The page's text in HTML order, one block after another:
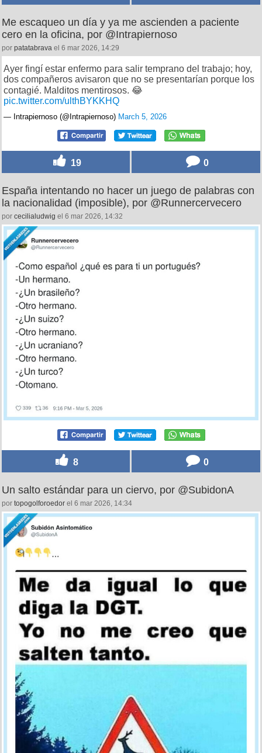
Me escaqueo un día y ya me ascienden a paciente
cero en la oficina, por @Intrapiernoso
por patatabrava el 6 mar 2026, 14:29
Ayer fingí estar enfermo para salir temprano del trabajo; hoy,
dos compañeros avisaron que no se presentarían porque los
contagié. Malditos mentirosos. 😂
pic.twitter.com/ulthBYKKHQ
— Intrapiernoso (@Intrapiernoso) March 5, 2026
19 0
España intentando no hacer un juego de palabras con
la nacionalidad (imposible), por @Runnercervecero
por cecilialudwig el 6 mar 2026, 14:32
8 0
Un salto estándar para un ciervo, por @SubidonA
por topogolforoedor el 6 mar 2026, 14:34